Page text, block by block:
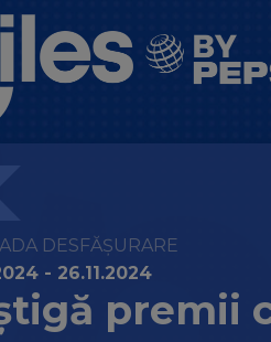
DESFĂȘURARE
- 26.11.2024
premii